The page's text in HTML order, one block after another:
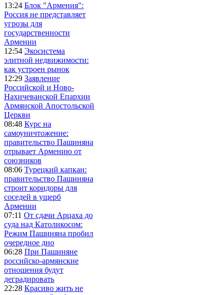
13:24 Блок "Армения":
Россия не представляет
угрозы для
государственности
Армении
12:54 Экосистема
элитной недвижимости:
как устроен рынок
12:29 Заявление
Российской и Ново-
Нахичеванской Епархии
Армянской Апостольской
Церкви
08:48 Курс на
самоуничтожение:
правительство Пашиняна
отрывает Армению от
союзников
08:06 Турецкий капкан:
правительство Пашиняна
строит коридоры для
соседей в ущерб
Армении
07:11 От сдачи Арцаха до
суда над Католикосом:
Режим Пашиняна пробил
очередное дно
06:28 При Пашиняне
российско-армянские
отношения будут
деградировать
22:28 Красиво жить не